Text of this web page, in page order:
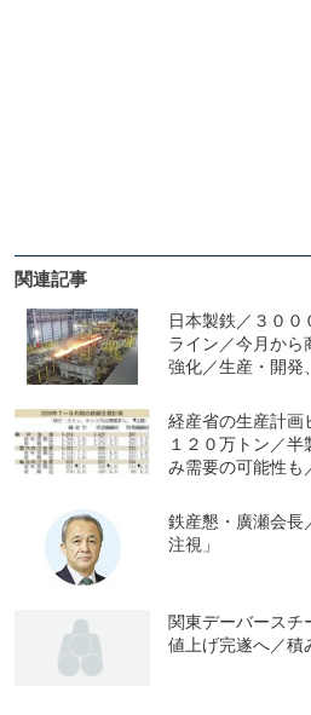
関連記事
日本製鉄／３０
ライン／今月か
強化／生産・開発
経産省の生産計画
１２０万トン／
み需要の可能性も
鉄産懇・廣瀬会長
注視」
関東デーバースチ
値上げ完遂へ／積